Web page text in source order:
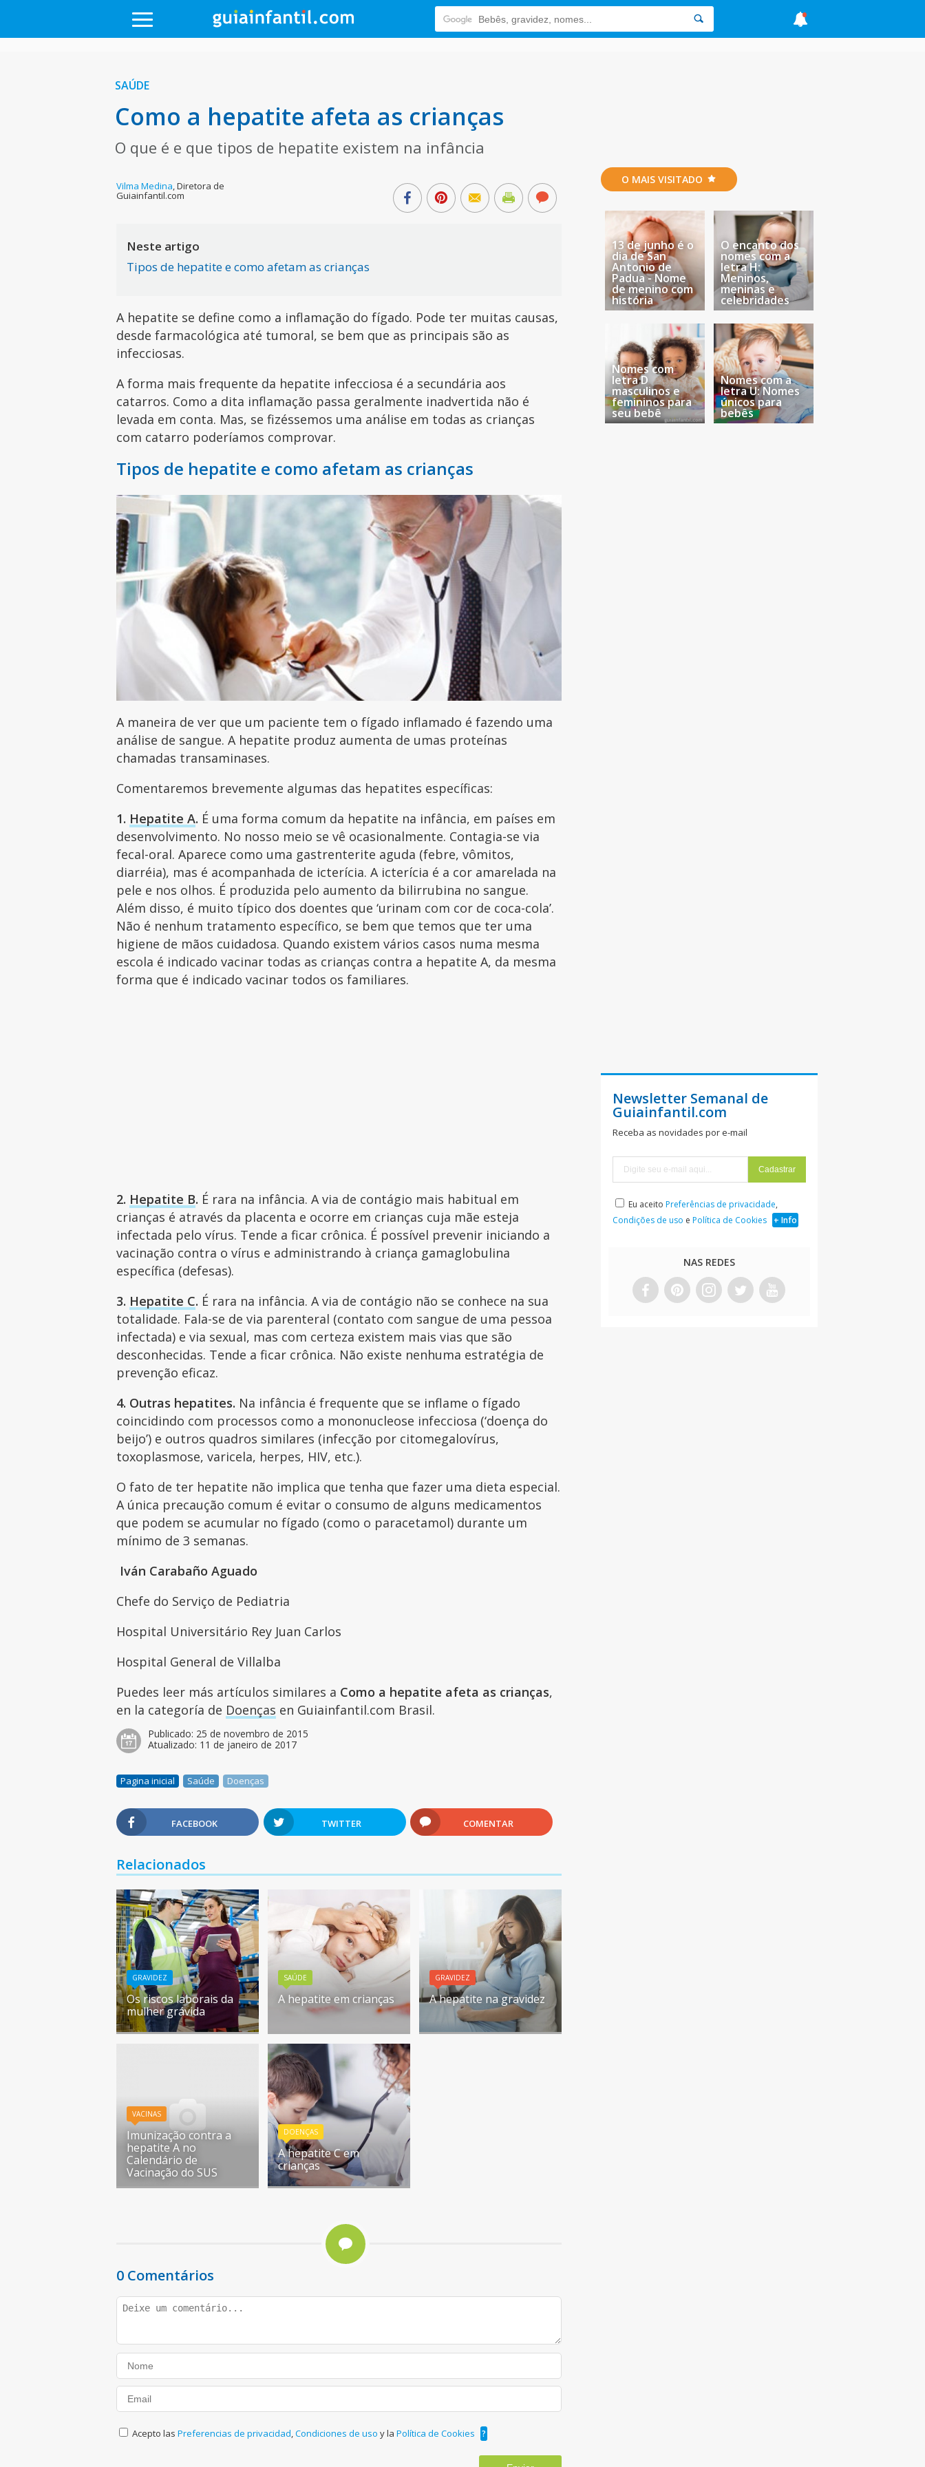
SAÚDE
Como a hepatite afeta as crianças
O que é e que tipos de hepatite existem na infância
Vilma Medina,Diretora de
Guiainfantil.com
Neste artigo
Tipos de hepatite e como afetam as crianças
A hepatite se define como a inflamação do fígado. Pode ter muitas causas,
desde farmacológica até tumoral, se bem que as principais são as
infecciosas.
A forma mais frequente da hepatite infecciosa é a secundária aos
catarros. Como a dita inflamação passa geralmente inadvertida não é
levada em conta. Mas, se fizéssemos uma análise em todas as crianças
com catarro poderíamos comprovar.
Tipos de hepatite e como afetam as crianças
A maneira de ver que um paciente tem o fígado inflamado é fazendo uma
análise de sangue. A hepatite produz aumenta de umas proteínas
chamadas transaminases.
Comentaremos brevemente algumas das hepatites específicas:
1. Hepatite A. É uma forma comum da hepatite na infância, em países em
desenvolvimento. No nosso meio se vê ocasionalmente. Contagia-se via
fecal-oral. Aparece como uma gastrenterite aguda (febre, vômitos,
diarréia), mas é acompanhada de icterícia. A icterícia é a cor amarelada na
pele e nos olhos. É produzida pelo aumento da bilirrubina no sangue.
Além disso, é muito típico dos doentes que ‘urinam com cor de coca-cola’.
Não é nenhum tratamento específico, se bem que temos que ter uma
higiene de mãos cuidadosa. Quando existem vários casos numa mesma
escola é indicado vacinar todas as crianças contra a hepatite A, da mesma
forma que é indicado vacinar todos os familiares.
2. Hepatite B. É rara na infância. A via de contágio mais habitual em
crianças é através da placenta e ocorre em crianças cuja mãe esteja
infectada pelo vírus. Tende a ficar crônica. É possível prevenir iniciando a
vacinação contra o vírus e administrando à criança gamaglobulina
específica (defesas).
3. Hepatite C. É rara na infância. A via de contágio não se conhece na sua
totalidade. Fala-se de via parenteral (contato com sangue de uma pessoa
infectada) e via sexual, mas com certeza existem mais vias que são
desconhecidas. Tende a ficar crônica. Não existe nenhuma estratégia de
prevenção eficaz.
4. Outras hepatites. Na infância é frequente que se inflame o fígado
coincidindo com processos como a mononucleose infecciosa (‘doença do
beijo’) e outros quadros similares (infecção por citomegalovírus,
toxoplasmose, varicela, herpes, HIV, etc.).
O fato de ter hepatite não implica que tenha que fazer uma dieta especial.
A única precaução comum é evitar o consumo de alguns medicamentos
que podem se acumular no fígado (como o paracetamol) durante um
mínimo de 3 semanas.
Iván Carabaño Aguado
Chefe do Serviço de Pediatria
Hospital Universitário Rey Juan Carlos
Hospital General de Villalba
Puedes leer más artículos similares a Como a hepatite afeta as crianças,
en la categoría de Doenças en Guiainfantil.com Brasil.
Publicado: 25 de novembro de 2015
Atualizado: 11 de janeiro de 2017
Pagina inicial Saúde Doenças
FACEBOOK TWITTER COMENTAR
Relacionados
GRAVIDEZ
Os riscos laborais da
mulher grávida
SAÚDE
A hepatite em crianças
GRAVIDEZ
A hepatite na gravidez
VACINAS
Imunização contra a
hepatite A no
Calendário de
Vacinação do SUS
DOENÇAS
A hepatite C em
crianças
0 Comentários
Acepto lasPreferencias de privacidad ,Condiciones de usoy laPolítica de Cookies ?
O MAIS VISITADO
13 de junho é o
dia de San
Antonio de
Padua - Nome
de menino com
história
O encanto dos
nomes com a
letra H:
Meninos,
meninas e
celebridades
Nomes com
letra D
masculinos e
femininos para
seu bebê
Nomes com a
letra U: Nomes
únicos para
bebês
Newsletter Semanal de
Guiainfantil.com
Receba as novidades por e-mail
Eu aceito Preferências de privacidade,
Condições de uso e Política de Cookies + Info
NAS REDES